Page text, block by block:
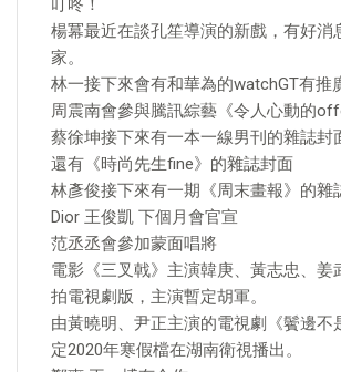
叮咚！
楊冪最近在談孔笙導演的新戲，有好消
家。
林一接下來會有和華為的watchGT有推
周震南會參與騰訊綜藝《令人心動的
蔡徐坤接下來有一本一線男刊的雜誌封
還有《時尚先生fine》的雜誌封面
林彥俊接下來有一期《周末畫報》的雜
Dior 王俊凱 下個月會官宣
范丞丞會參加蒙面唱將
電影《三叉戟》主演韓庚、黃志忠、姜
拍電視劇版，主演暫定胡軍。
由黃曉明、尹正主演的電視劇《鬢邊不
定2020年寒假檔在湖南衛視播出。